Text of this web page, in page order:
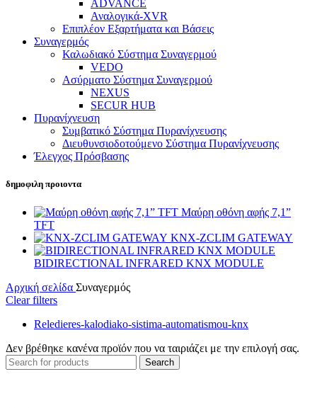
ADVANCE
Αναλογικά-XVR
Επιπλέον Εξαρτήματα και Βάσεις
Συναγερμός
Καλωδιακό Σύστημα Συναγερμού
VEDO
Ασύρματο Σύστημα Συναγερμού
NEXUS
SECUR HUB
Πυρανίχνευση
Συμβατικό Σύστημα Πυρανίχνευσης
Διευθυνσιοδοτούμενο Σύστημα Πυρανίχνευσης
Έλεγχος Πρόσβασης
δημοφιλη προιοντα
Μαύρη οθόνη αφής 7,1”
TFT
KNX-ZCLIM GATEWAY
BIDIRECTIONAL INFRARED KNX MODULE
Αρχική σελίδα Συναγερμός
Clear filters
Reledieres-kalodiako-sistima-automatismou-knx
Δεν βρέθηκε κανένα προϊόν που να ταιριάζει με την επιλογή σας.
Search